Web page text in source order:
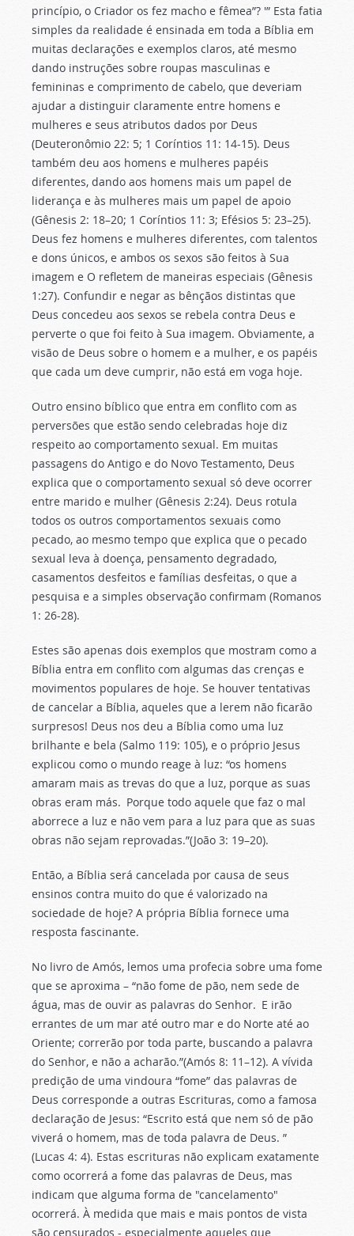
princípio, o Criador os fez macho e fêmea”? '” Esta fatia
simples da realidade é ensinada em toda a Bíblia em
muitas declarações e exemplos claros, até mesmo
dando instruções sobre roupas masculinas e
femininas e comprimento de cabelo, que deveriam
ajudar a distinguir claramente entre homens e
mulheres e seus atributos dados por Deus
(Deuteronômio 22: 5; 1 Coríntios 11: 14-15). Deus
também deu aos homens e mulheres papéis
diferentes, dando aos homens mais um papel de
liderança e às mulheres mais um papel de apoio
(Gênesis 2: 18–20; 1 Coríntios 11: 3; Efésios 5: 23–25).
Deus fez homens e mulheres diferentes, com talentos
e dons únicos, e ambos os sexos são feitos à Sua
imagem e O refletem de maneiras especiais (Gênesis
1:27). Confundir e negar as bênçãos distintas que
Deus concedeu aos sexos se rebela contra Deus e
perverte o que foi feito à Sua imagem. Obviamente, a
visão de Deus sobre o homem e a mulher, e os papéis
que cada um deve cumprir, não está em voga hoje.
Outro ensino bíblico que entra em conflito com as
perversões que estão sendo celebradas hoje diz
respeito ao comportamento sexual. Em muitas
passagens do Antigo e do Novo Testamento, Deus
explica que o comportamento sexual só deve ocorrer
entre marido e mulher (Gênesis 2:24). Deus rotula
todos os outros comportamentos sexuais como
pecado, ao mesmo tempo que explica que o pecado
sexual leva à doença, pensamento degradado,
casamentos desfeitos e famílias desfeitas, o que a
pesquisa e a simples observação confirmam (Romanos
1: 26-28).
Estes são apenas dois exemplos que mostram como a
Bíblia entra em conflito com algumas das crenças e
movimentos populares de hoje. Se houver tentativas
de cancelar a Bíblia, aqueles que a lerem não ficarão
surpresos! Deus nos deu a Bíblia como uma luz
brilhante e bela (Salmo 119: 105), e o próprio Jesus
explicou como o mundo reage à luz: “os homens
amaram mais as trevas do que a luz, porque as suas
obras eram más. Porque todo aquele que faz o mal
aborrece a luz e não vem para a luz para que as suas
obras não sejam reprovadas.”(João 3: 19–20).
Então, a Bíblia será cancelada por causa de seus
ensinos contra muito do que é valorizado na
sociedade de hoje? A própria Bíblia fornece uma
resposta fascinante.
No livro de Amós, lemos uma profecia sobre uma fome
que se aproxima – “não fome de pão, nem sede de
água, mas de ouvir as palavras do Senhor. E irão
errantes de um mar até outro mar e do Norte até ao
Oriente; correrão por toda parte, buscando a palavra
do Senhor, e não a acharão.”(Amós 8: 11–12). A vívida
predição de uma vindoura “fome” das palavras de
Deus corresponde a outras Escrituras, como a famosa
declaração de Jesus: “Escrito está que nem só de pão
viverá o homem, mas de toda palavra de Deus. ”
(Lucas 4: 4). Estas escrituras não explicam exatamente
como ocorrerá a fome das palavras de Deus, mas
indicam que alguma forma de "cancelamento"
ocorrerá. À medida que mais e mais pontos de vista
são censurados - especialmente aqueles que